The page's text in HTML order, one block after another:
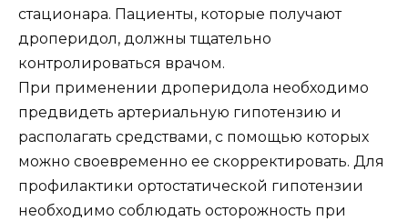
стационара. Пациенты, которые получают
дроперидол, должны тщательно
контролироваться врачом.
При применении дроперидола необходимо
предвидеть артериальную гипотензию и
располагать средствами, с помощью которых
можно своевременно ее скорректировать. Для
профилактики ортостатической гипотензии
необходимо соблюдать осторожность при